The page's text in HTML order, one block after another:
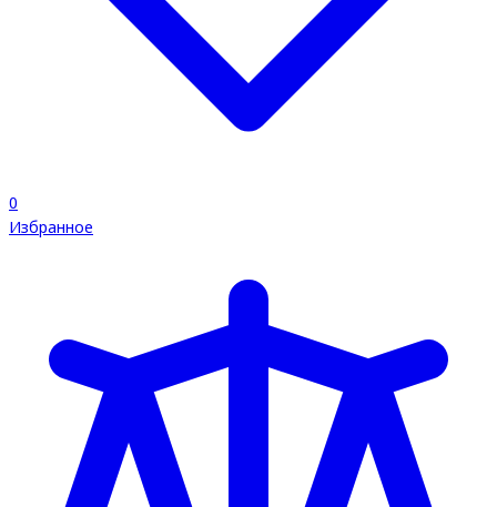
0
Избранное